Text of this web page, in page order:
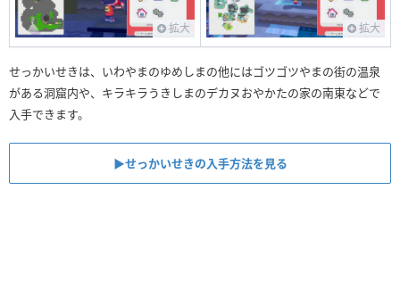
拡大 拡大
せっかいせきは、いわやまのゆめしまの他にはゴツゴツやまの街の温泉
がある洞窟内や、キラキラうきしまのデカヌおやかたの家の南東などで
入手できます。
▶︎せっかいせきの入手方法を見る